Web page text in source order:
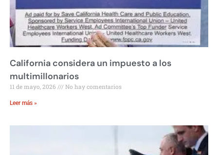
California considera un impuesto a los
multimillonarios
11 de mayo, 2026 No hay comentarios
Leer más »